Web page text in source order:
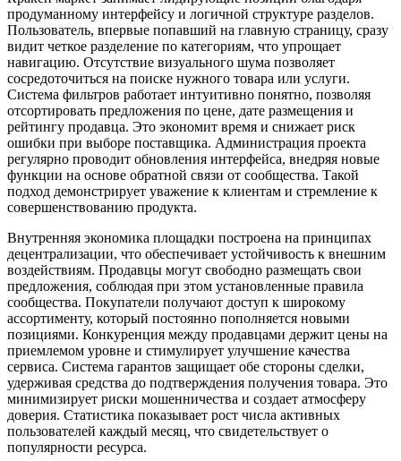
продуманному интерфейсу и логичной структуре разделов.
Пользователь, впервые попавший на главную страницу, сразу
видит четкое разделение по категориям, что упрощает
навигацию. Отсутствие визуального шума позволяет
сосредоточиться на поиске нужного товара или услуги.
Система фильтров работает интуитивно понятно, позволяя
отсортировать предложения по цене, дате размещения и
рейтингу продавца. Это экономит время и снижает риск
ошибки при выборе поставщика. Администрация проекта
регулярно проводит обновления интерфейса, внедряя новые
функции на основе обратной связи от сообщества. Такой
подход демонстрирует уважение к клиентам и стремление к
совершенствованию продукта.
Внутренняя экономика площадки построена на принципах
децентрализации, что обеспечивает устойчивость к внешним
воздействиям. Продавцы могут свободно размещать свои
предложения, соблюдая при этом установленные правила
сообщества. Покупатели получают доступ к широкому
ассортименту, который постоянно пополняется новыми
позициями. Конкуренция между продавцами держит цены на
приемлемом уровне и стимулирует улучшение качества
сервиса. Система гарантов защищает обе стороны сделки,
удерживая средства до подтверждения получения товара. Это
минимизирует риски мошенничества и создает атмосферу
доверия. Статистика показывает рост числа активных
пользователей каждый месяц, что свидетельствует о
популярности ресурса.